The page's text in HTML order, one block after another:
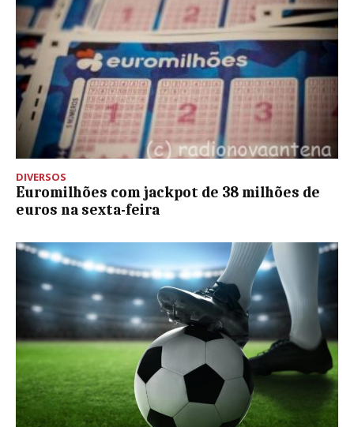
DIVERSOS
Euromilhões com jackpot de 38 milhões de
euros na sexta-feira